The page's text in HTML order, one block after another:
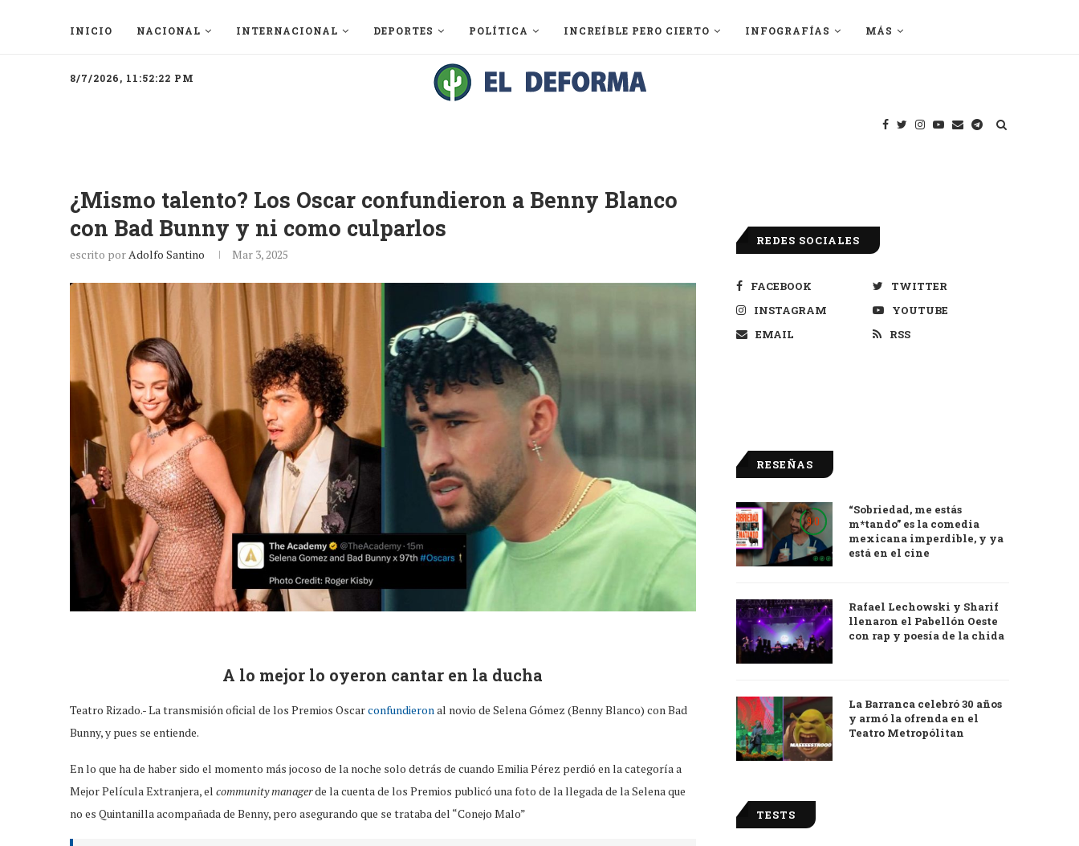
INICIO NACIONAL INTERNACIONAL DEPORTES POLÍTICA INCREÍBLE PERO CIERTO INFOGRAFÍAS MÁS
8/7/2026, 11:52:22 PM
¿Mismo talento? Los Oscar confundieron a Benny Blanco
con Bad Bunny y ni como culparlos
escrito porAdolfo Santino Mar 3, 2025
A lo mejor lo oyeron cantar en la ducha
Teatro Rizado.- La transmisión oficial de los Premios Oscarconfundieronal novio de Selena Gómez (Benny Blanco) con Bad
Bunny, y pues se entiende.
En lo que ha de haber sido el momento más jocoso de la noche solo detrás de cuando Emilia Pérez perdió en la categoría a
Mejor Película Extranjera, el community managerde la cuenta de los Premios publicó una foto de la llegada de la Selena que
no es Quintanilla acompañada de Benny, pero asegurando que se trataba del “Conejo Malo”
REDES SOCIALES
FACEBOOK
TWITTER
INSTAGRAM
YOUTUBE
EMAIL
RSS
RESEÑAS
9.0
“Sobriedad, me estás
m*tando” es la comedia
mexicana imperdible, y ya
está en el cine
Rafael Lechowski y Sharif
llenaron el Pabellón Oeste
con rap y poesía de la chida
La Barranca celebró 30 años
y armó la ofrenda en el
Teatro Metropólitan
TESTS